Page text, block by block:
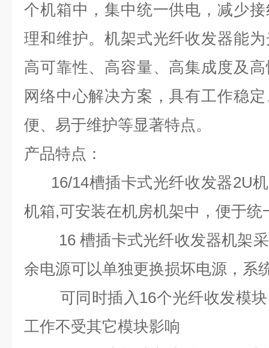
个机箱中，集中统一供电，减少
理和维护。机架式光纤收发器能
高可靠性、高容量、高集成度及
网络中心解决方案，具有工作稳
便、易于维护等显著特点。
产品特点：
16/14槽插卡式光纤收发器2U
机箱,可安装在机房机架中，便于统
16 槽插卡式光纤收发器机架采
余电源可以单独更换损坏电源，系
可同时插入16个光纤收发模块
工作不受其它模块影响